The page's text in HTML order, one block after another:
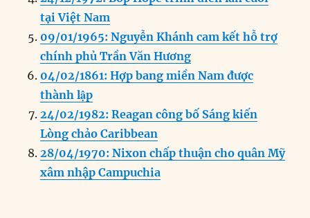
tại Việt Nam
09/01/1965: Nguyễn Khánh cam kết hỗ trợ
chính phủ Trần Văn Hương
04/02/1861: Hợp bang miền Nam được
thành lập
24/02/1982: Reagan công bố Sáng kiến
Lòng chảo Caribbean
28/04/1970: Nixon chấp thuận cho quân Mỹ
xâm nhập Campuchia